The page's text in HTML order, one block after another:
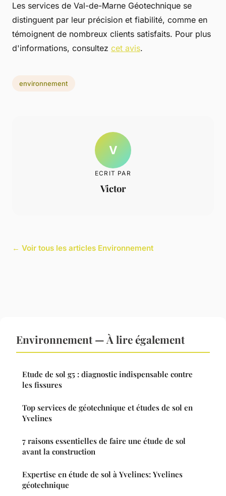
Les services de Val-de-Marne Géotechnique se
distinguent par leur précision et fiabilité, comme en
témoignent de nombreux clients satisfaits. Pour plus
d'informations, consultez cet avis.
environnement
V
ECRIT PAR
Victor
← Voir tous les articles Environnement
Environnement — À lire également
Etude de sol g5 : diagnostic indispensable contre
les fissures
Top services de géotechnique et études de sol en
Yvelines
7 raisons essentielles de faire une étude de sol
avant la construction
Expertise en étude de sol à Yvelines: Yvelines
géotechnique